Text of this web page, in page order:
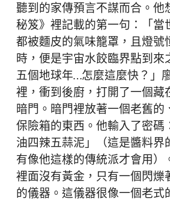
聽到的家傳預言不謀而合。他
秘笈》裡記載的第一句：「當
都被麵皮的氣味籠罩，且燈號
時，便是宇宙水餃臨界點到來
五個地球年…怎麼這麼快？」
裡，衝到後廚，打開了一個藏
暗門。暗門裡放著一個老舊的
保險箱的東西。他輸入了密碼
油四辣五蒜泥」（這是醬料界
有像他這樣的傳統派才會用）
裡面沒有黃金，只有一個閃爍
的儀器。這儀器很像一個老式